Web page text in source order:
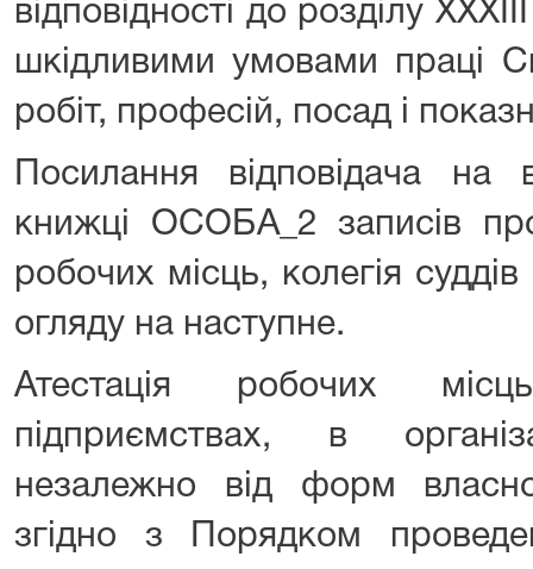
відповідності до розділу
шкідливими умовами праці
робіт, професій, посад і
Посилання відповідача на
книжці ОСОБА_2 записів
робочих місць, колегія
огляду на наступне.
Атестація робочих
підприємствах, в
незалежно від форм
згідно з Порядком